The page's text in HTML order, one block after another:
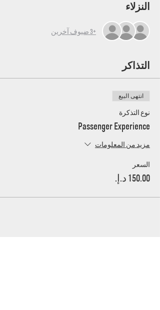
النزلاء
+3 ضيوف آخرين
التذاكر
انتهى البيع
نوع التذكرة
Passenger Experience
مزيد من المعلومات
السعر